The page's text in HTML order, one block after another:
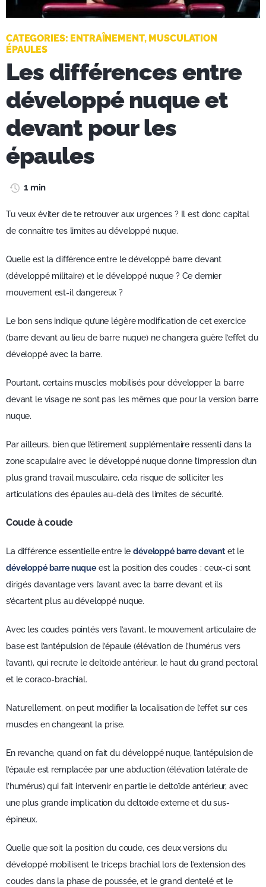
CATEGORIES: ENTRAÎNEMENT, MUSCULATION
ÉPAULES
Les différences entre
développé nuque et
devant pour les
épaules
1 min
Tu veux éviter de te retrouver aux urgences ? Il est donc capital
de connaître tes limites au développé nuque.
Quelle est la différence entre le développé barre devant
(développé militaire) et le développé nuque ? Ce dernier
mouvement est-il dangereux ?
Le bon sens indique qu’une légère modification de cet exercice
(barre devant au lieu de barre nuque) ne changera guère l’effet du
développé avec la barre.
Pourtant, certains muscles mobilisés pour développer la barre
devant le visage ne sont pas les mêmes que pour la version barre
nuque.
Par ailleurs, bien que l’étirement supplémentaire ressenti dans la
zone scapulaire avec le développé nuque donne l’impression d’un
plus grand travail musculaire, cela risque de solliciter les
articulations des épaules au-delà des limites de sécurité.
Coude à coude
La différence essentielle entre ledéveloppé barre devant et le
développé barre nuque est la position des coudes : ceux-ci sont
dirigés davantage vers l’avant avec la barre devant et ils
s’écartent plus au développé nuque.
Avec les coudes pointés vers l’avant, le mouvement articulaire de
base est l’antépulsion de l’épaule (élévation de l’humérus vers
l’avant), qui recrute le deltoïde antérieur, le haut du grand pectoral
et le coraco-brachial.
Naturellement, on peut modifier la localisation de l’effet sur ces
muscles en changeant la prise.
En revanche, quand on fait du développé nuque, l’antépulsion de
l’épaule est remplacée par une abduction (élévation latérale de
l’humérus) qui fait intervenir en partie le deltoïde antérieur, avec
une plus grande implication du deltoïde externe et du sus-
épineux.
Quelle que soit la position du coude, ces deux versions du
développé mobilisent le triceps brachial lors de l’extension des
coudes dans la phase de poussée, et le grand dentelé et le